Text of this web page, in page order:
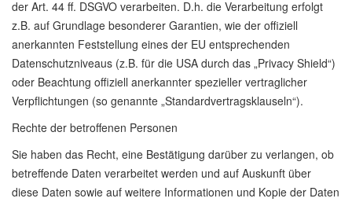
der Art. 44 ff. DSGVO verarbeiten. D.h. die Verarbeitung erfolgt
z.B. auf Grundlage besonderer Garantien, wie der offiziell
anerkannten Feststellung eines der EU entsprechenden
Datenschutzniveaus (z.B. für die USA durch das „Privacy Shield“)
oder Beachtung offiziell anerkannter spezieller vertraglicher
Verpflichtungen (so genannte „Standardvertragsklauseln“).
Rechte der betroffenen Personen
Sie haben das Recht, eine Bestätigung darüber zu verlangen, ob
betreffende Daten verarbeitet werden und auf Auskunft über
diese Daten sowie auf weitere Informationen und Kopie der Daten